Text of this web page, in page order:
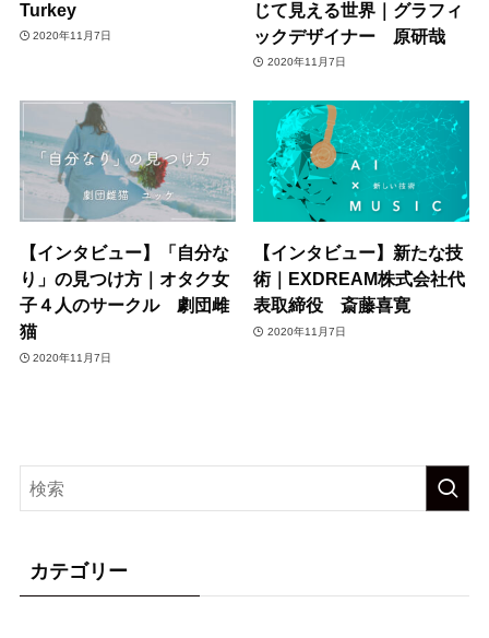
Turkey
2020年11月7日
じて見える世界｜グラフィ
ックデザイナー 原研哉
2020年11月7日
【インタビュー】「自分な
り」の見つけ方｜オタク女
子４人のサークル 劇団雌
猫
2020年11月7日
【インタビュー】新たな技
術｜EXDREAM株式会社代
表取締役 斎藤喜寛
2020年11月7日
カテゴリー